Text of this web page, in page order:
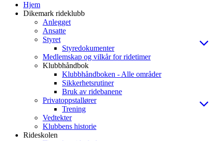
Hjem
Dikemark rideklubb
Anlegget
Ansatte
Styret
Styredokumenter
Medlemskap og vilkår for ridetimer
Klubbhåndbok
Klubbhåndboken - Alle områder
Sikkerhetsrutiner
Bruk av ridebanene
Privatoppstallører
Trening
Vedtekter
Klubbens historie
Rideskolen